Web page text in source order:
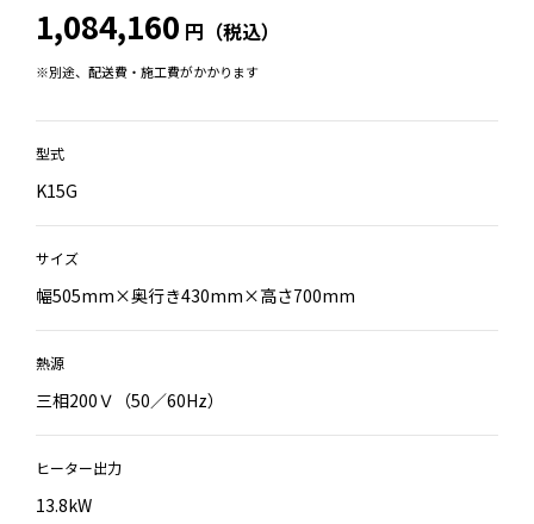
1,084,160 円（税込）
※別途、配送費・施工費がかかります
型式
K15G
サイズ
幅505mm×奥行き430mm×高さ700mm
熱源
三相200Ｖ（50／60Hz）
ヒーター出力
13.8kW